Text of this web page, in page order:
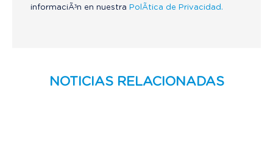
informaciÃ³n en nuestra PolÃ­tica de Privacidad.
NOTICIAS RELACIONADAS